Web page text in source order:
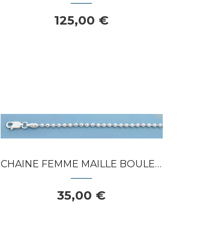
125,00 €
CHAINE FEMME MAILLE BOULE 2,5 MM ARGENT 925
35,00 €